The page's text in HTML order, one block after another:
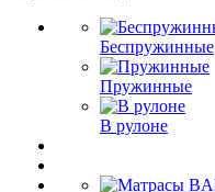
Беспружинные
Пружинные
В рулоне